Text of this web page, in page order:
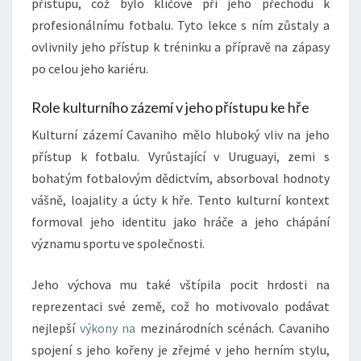
profesionálnímu fotbalu. Tyto lekce s ním zůstaly a
ovlivnily jeho přístup k tréninku a přípravě na zápasy
po celou jeho kariéru.
Role kulturního zázemí v jeho přístupu ke hře
Kulturní zázemí Cavaniho mělo hluboký vliv na jeho
přístup k fotbalu. Vyrůstající v Uruguayi, zemi s
bohatým fotbalovým dědictvím, absorboval hodnoty
vášně, loajality a úcty k hře. Tento kulturní kontext
formoval jeho identitu jako hráče a jeho chápání
významu sportu ve společnosti.
Jeho výchova mu také vštípila pocit hrdosti na
reprezentaci své země, což ho motivovalo podávat
nejlepší výkony na mezinárodních scénách. Cavaniho
spojení s jeho kořeny je zřejmé v jeho herním stylu,